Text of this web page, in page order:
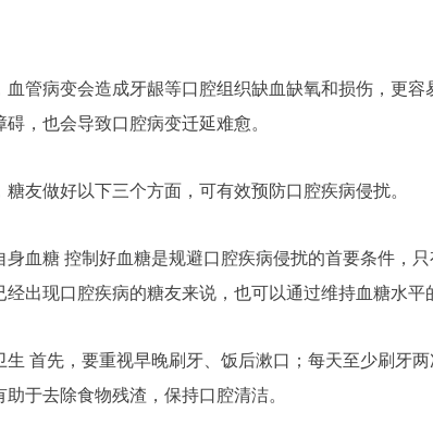
血管病变会造成牙龈等口腔组织缺血缺氧和损伤，更
，也会导致口腔病变迁延难愈。
糖友做好以下三个方面，可有效预防口腔疾病侵扰。
身血糖 控制好血糖是规避口腔疾病侵扰的首要条件，
经出现口腔疾病的糖友来说，也可以通过维持血糖水平
生 首先，要重视早晚刷牙、饭后漱口；每天至少刷牙
于去除食物残渣，保持口腔清洁。